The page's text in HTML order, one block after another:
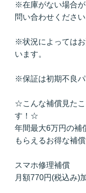
※在庫がない場合
問い合わせください
※状況によっては
います。
※保証は初期不良パ
☆こんな補償見たこ
す！☆
年間最大6万円の補
もらえるお得な補償
スマホ修理補償
月額770円(税込み)